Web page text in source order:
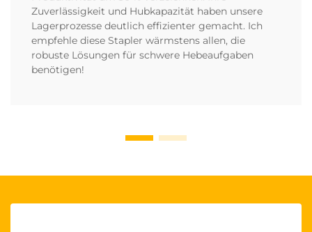
Zuverlässigkeit und Hubkapazität haben unsere
Lagerprozesse deutlich effizienter gemacht. Ich
empfehle diese Stapler wärmstens allen, die
robuste Lösungen für schwere Hebeaufgaben
benötigen!